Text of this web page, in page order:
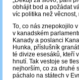
obhájit bod a požádat
víc politika než
To, co nás znepokojilo
v kanadském
Kanady a poslanci
Hunka, příslušník
té divize esesáků, kteří
hnutí. Tak vestoje se
nejhorším, co za druhé
páchalo na státech v